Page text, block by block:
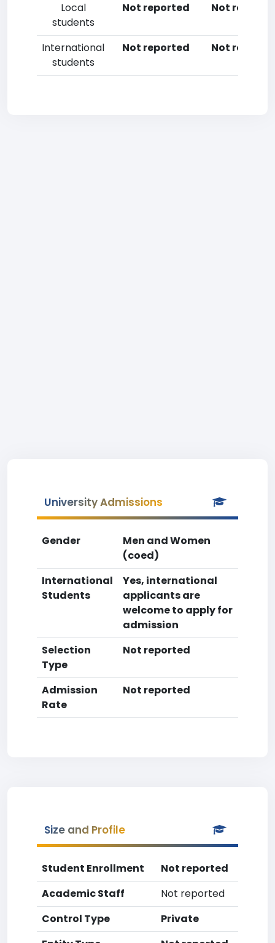
Local
students
Not reported Not
International
students
Not reported Not
University Admissions
Gender
Men and Women
(coed)
International
Students
Yes, international
applicants are
welcome to apply for
admission
Selection
Type
Not reported
Admission
Rate
Not reported
Size and Profile
Student Enrollment
Not reported
Academic Staff
Not reported
Control Type
Private